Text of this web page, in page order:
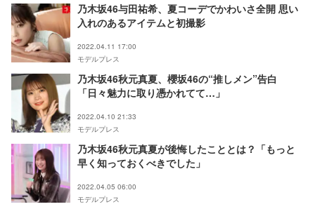
乃木坂46与田祐希、夏コーデでかわいさ全開 思い
入れのあるアイテムと初撮影
2022.04.11 17:00
モデルプレス
乃木坂46秋元真夏、櫻坂46の“推しメン”告白
「日々魅力に取り憑かれてて…」
2022.04.10 21:33
モデルプレス
乃木坂46秋元真夏が後悔したこととは？「もっと
早く知っておくべきでした」
2022.04.05 06:00
モデルプレス